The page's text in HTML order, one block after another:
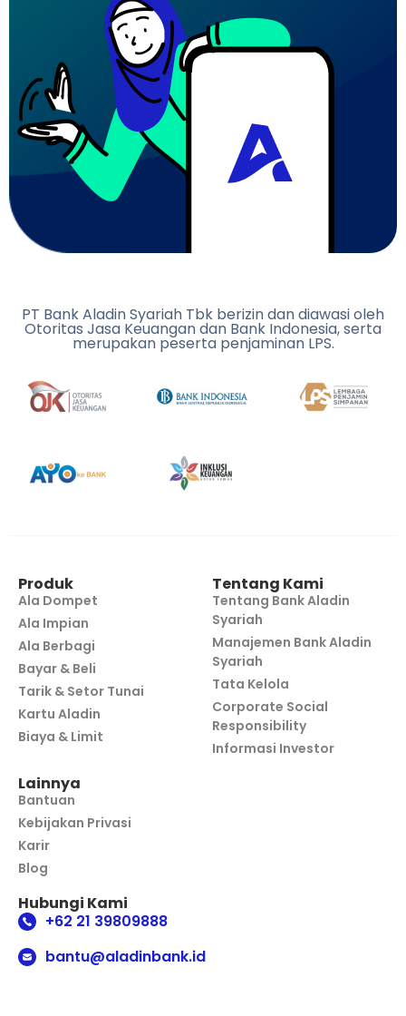
PT Bank Aladin Syariah Tbk berizin dan diawasi oleh
Otoritas Jasa Keuangan dan Bank Indonesia, serta
merupakan peserta penjaminan LPS.
Produk
Ala Dompet
Ala Impian
Ala Berbagi
Bayar & Beli
Tarik & Setor Tunai
Kartu Aladin
Biaya & Limit
Tentang Kami
Tentang Bank Aladin
Syariah
Manajemen Bank Aladin
Syariah
Tata Kelola
Corporate Social
Responsibility
Informasi Investor
Lainnya
Bantuan
Kebijakan Privasi
Karir
Blog
Hubungi Kami
+62 21 39809888
bantu@aladinbank.id